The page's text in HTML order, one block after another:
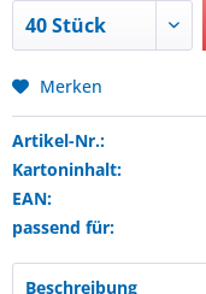
Merken
Artikel-Nr.:
Kartoninhalt:
EAN:
passend für:
Beschreibung